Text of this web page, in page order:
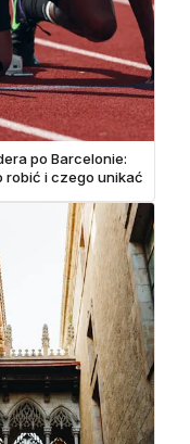
po Barcelonie:
i czego unikać